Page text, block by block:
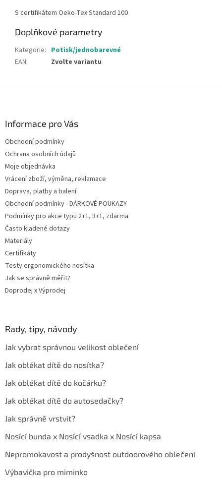
S certifikátem Oeko-Tex Standard 100
Doplňkové parametry
Kategorie: Potisk/jednobarevné
EAN: Zvolte variantu
Informace pro Vás
Obchodní podmínky
Ochrana osobních údajů
Moje objednávka
Vrácení zboží, výměna, reklamace
Doprava, platby a balení
Obchodní podmínky - DÁRKOVÉ POUKAZY
Podmínky pro akce typu 2+1, 3+1, zdarma
Často kladené dotazy
Materiály
Certifikáty
Testy ergonomického nosítka
Jak se správně měřit?
Doprodej x Výprodej
Rady, tipy, návody
Jak vybrat správnou velikost oblečení
Jak oblékat dítě do nosítka?
Jak oblékat dítě do kočárku?
Jak oblékat dítě do autosedačky?
Jak správně vrstvit?
Nosící bunda x Nosící vsadka x Nosící kapsa
Nepromokavost a prodyšnost outdoorového oblečení
Výbavička pro miminko